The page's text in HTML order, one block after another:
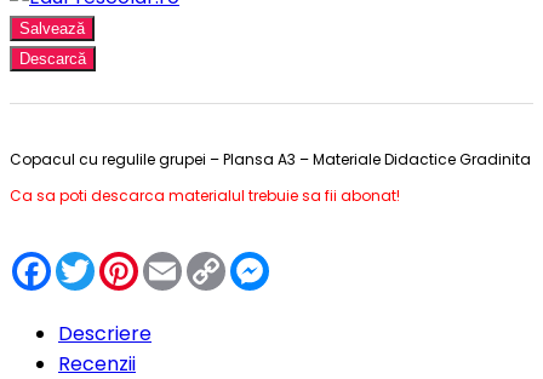
Salvează
Descarcă
Copacul cu regulile grupei – Plansa A3 – Materiale Didactice Gradinita
Ca sa poti descarca materialul trebuie sa fii abonat!
Facebook
TwitterPinterest
EmailCopy
Link
Descriere
Recenzii